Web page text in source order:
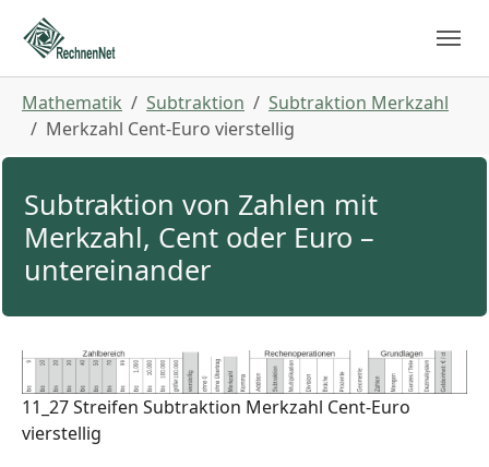
Skip to main navigation
Zum Hauptinhalt springen
Skip to page footer
Mathematik Subtraktion
Subtraktion Merkzahl
Merkzahl Cent-Euro vierstellig
Subtraktion von Zahlen mit
Merkzahl, Cent oder Euro –
untereinander
11_27 Streifen Subtraktion Merkzahl Cent-Euro
vierstellig